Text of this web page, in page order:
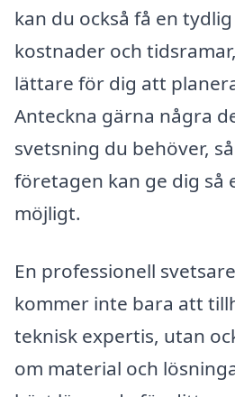
kan du också få en
kostnader och
lättare för dig att
Anteckna gärna några
svetsning du behöver,
företagen kan ge dig så
möjligt.
En professionell
kommer inte bara att
teknisk expertis, utan
om material och